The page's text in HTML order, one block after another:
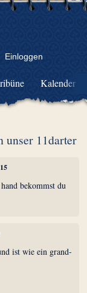
Einloggen
Kalender
unser 11darter
bekommst du
ist wie ein grand-